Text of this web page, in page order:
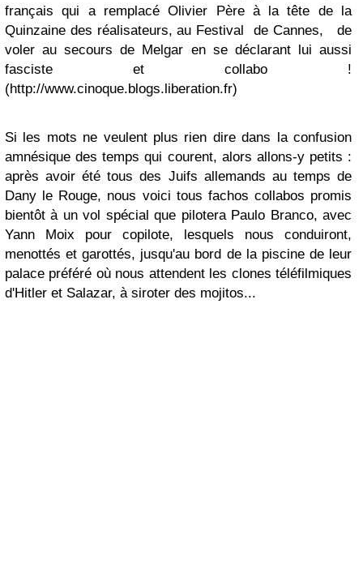
français qui a remplacé Olivier Père à la tête de la
Quinzaine des réalisateurs, au Festival de Cannes, de
voler au secours de Melgar en se déclarant lui aussi
fasciste et collabo !
(http://www.cinoque.blogs.liberation.fr)
Si les mots ne veulent plus rien dire dans la confusion
amnésique des temps qui courent, alors allons-y petits :
après avoir été tous des Juifs allemands au temps de
Dany le Rouge, nous voici tous fachos collabos promis
bientôt à un vol spécial que pilotera Paulo Branco, avec
Yann Moix pour copilote, lesquels nous conduiront,
menottés et garottés, jusqu'au bord de la piscine de leur
palace préféré où nous attendent les clones téléfilmiques
d'Hitler et Salazar, à siroter des mojitos...